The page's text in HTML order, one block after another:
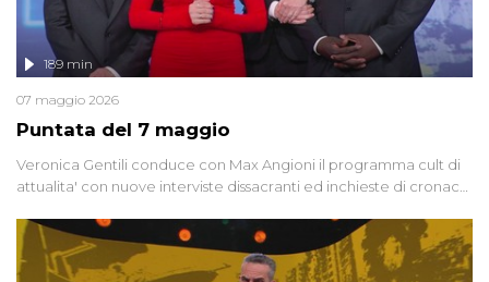
Puntata del 7 maggio
189 min
07 maggio 2026
Veronica Gentili conduce con Max Angioni il programma cult di
attualita' con nuove interviste dissacranti ed inchieste di cronaca